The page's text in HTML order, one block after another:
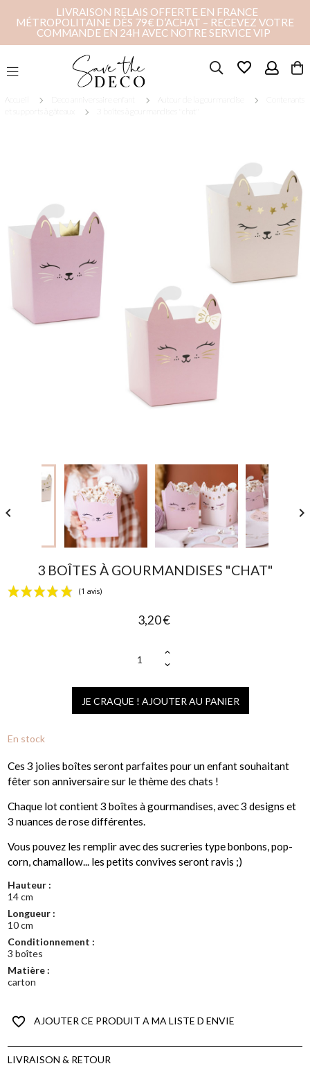
LIVRAISON RELAIS OFFERTE EN FRANCE
MÉTROPOLITAINE DÈS 79€ D’ACHAT – RECEVEZ VOTRE
COMMANDE EN 24H AVEC NOTRE SERVICE VIP
favorite_border
Accueil Deco anniversaire enfant Autour de la gourmandise
3 boîtes à gourmandises "chat"
 
3 BOÎTES À GOURMANDISES "CHAT"
(1 avis)
3,20 €
JE CRAQUE ! AJOUTER AU PANIER
En stock
Ces 3 jolies boîtes seront parfaites pour un enfant souhaitant
fêter son anniversaire sur le thème des chats !
Chaque lot contient 3 boîtes à gourmandises, avec 3 designs et
3 nuances de rose différentes.
Vous pouvez les remplir avec des sucreries type bonbons, pop-
corn, chamallow... les petits convives seront ravis ;)
Hauteur :
14 cm
Longueur :
10 cm
Conditionnement :
3 boîtes
Matière :
carton
favorite_border AJOUTER CE PRODUIT A MA LISTE D ENVIE
LIVRAISON & RETOUR